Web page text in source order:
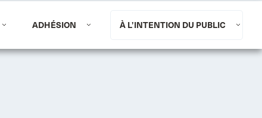
ADHÉSION À L’INTENTION DU PUBLIC